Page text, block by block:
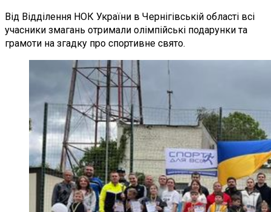
Від Відділення НОК України в Чернігівській області всі
учасники змагань отримали олімпійські подарунки та
грамоти на згадку про спортивне свято.